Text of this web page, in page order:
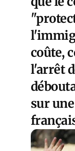
coûte,
l'arrêt
sur